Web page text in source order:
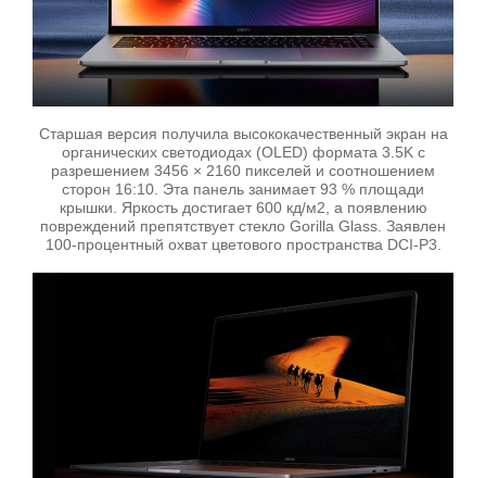
Старшая версия получила высококачественный экран на
органических светодиодах (OLED) формата 3.5K с
разрешением 3456 × 2160 пикселей и соотношением
сторон 16:10. Эта панель занимает 93 % площади
крышки. Яркость достигает 600 кд/м2, а появлению
повреждений препятствует стекло Gorilla Glass. Заявлен
100-процентный охват цветового пространства DCI-P3.